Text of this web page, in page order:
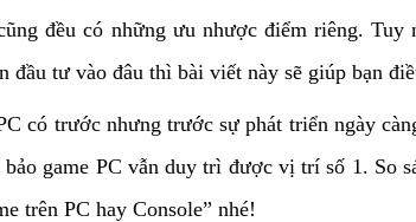
đều có những ưu nhược điểm riêng.
đầu tư vào đâu thì bài viết này sẽ giúp bạn
có trước nhưng trước sự phát triển ngày
bảo game PC vẫn duy trì được vị trí số 1. So
trên PC hay Console” nhé!